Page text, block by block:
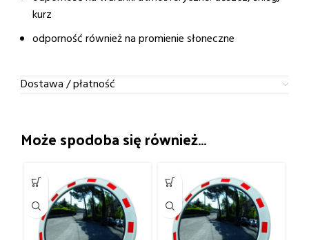
kurz
odporność również na promienie słoneczne
Dostawa / płatność
Może spodoba się również…